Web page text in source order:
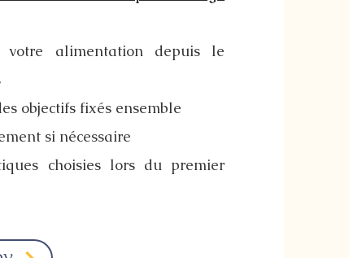
alimentation depuis le
objectifs fixés ensemble
si nécessaire
choisies lors du premier